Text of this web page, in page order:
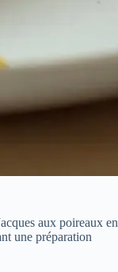
aux poireaux en
une préparation